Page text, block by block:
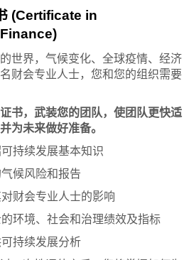
(Certificate in
世界，气候变化、全球疫情、经济
会专业人士，您和您的组织需要
书，武装您的团队，使团队更快适
为未来做好准备。
持续发展基本知识
候风险和报告
财会专业人士的影响
环境、社会和治理绩效及指标
持续发展分析